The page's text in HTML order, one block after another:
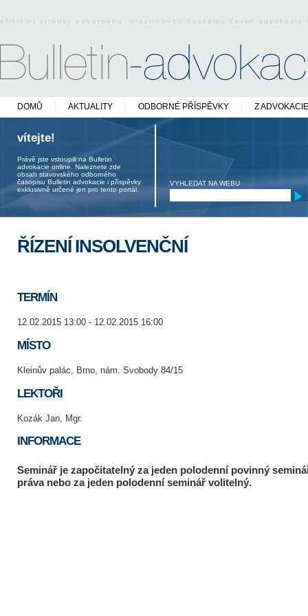
oficiální stránky odborného právnického časopisu české
DOMŮ AKTUALITY ODBORNÉ PŘÍSPĚVKY Z ADVOKACIE
vítejte!
Právě jste vstoupili na Bulletin
advokacie online. Naleznete zde
obsah stavovského odborného
časopisu Bulletin advokacie i příspěvky
exklusivně určené jen pro tento portál.
VYHLEDAT NA WEBU
ŘÍZENÍ INSOLVENČNÍ
TERMÍN
12.02.2015 13:00 - 12.02.2015 16:00
MÍSTO
Kleinův palác, Brno, nám. Svobody 84/15
LEKTOŘI
Kozák Jan, Mgr.
INFORMACE
Seminář je započitatelný za jeden polodenní povinný
práva nebo za jeden polodenní seminář volitelný.